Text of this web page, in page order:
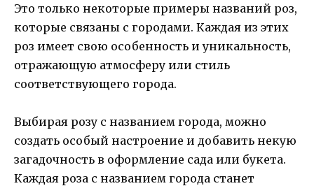
Это только некоторые примеры названий роз,
которые связаны с городами. Каждая из этих
роз имеет свою особенность и уникальность,
отражающую атмосферу или стиль
соответствующего города.
Выбирая розу с названием города, можно
создать особый настроение и добавить некую
загадочность в оформление сада или букета.
Каждая роза с названием города станет